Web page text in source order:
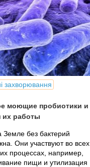
захворювання
моющие пробиотики и
их работы
Земле без бактерий
Они участвуют во всех
процессах, например,
пищи и утилизация